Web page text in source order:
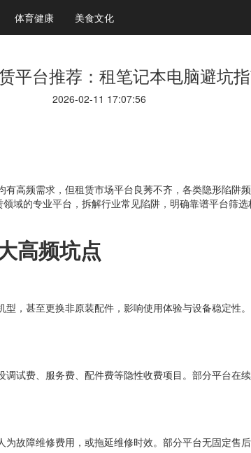
体育健康 美食文化
平台推荐：租笔记本电脑避坑
2026-02-11 17:07:56
高频需求，但租赁市场平台良莠不齐，各类隐形陷阱
域的专业平台，拆解行业常见陷阱，明确靠谱平台筛
高频坑点
，甚至更换非原装配件，影响使用体验与设备稳定性
试费、服务费、配件费等隐性收费项目。部分平台在
故障维修费用，或拖延维修时效。部分平台无固定售